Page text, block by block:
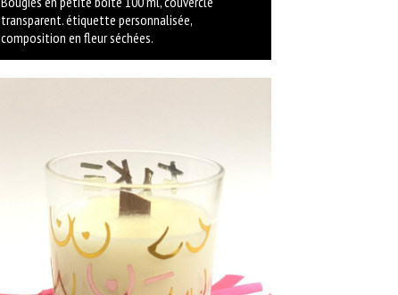
transparent. étiquette personnalisée,
composition en fleur séchées.